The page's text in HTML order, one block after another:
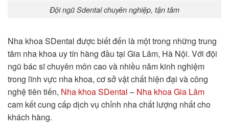
Đội ngũ Sdental chuyên nghiệp, tận tâm
Nha khoa SDental được biết đến là một trong những trung
tâm nha khoa uy tín hàng đầu tại Gia Lâm, Hà Nội. Với đội
ngũ bác sĩ chuyên môn cao và nhiều năm kinh nghiệm
trong lĩnh vực nha khoa, cơ sở vật chất hiện đại và công
nghệ tiên tiến, Nha khoa SDental – Nha khoa Gia Lâm
cam kết cung cấp dịch vụ chỉnh nha chất lượng nhất cho
khách hàng.